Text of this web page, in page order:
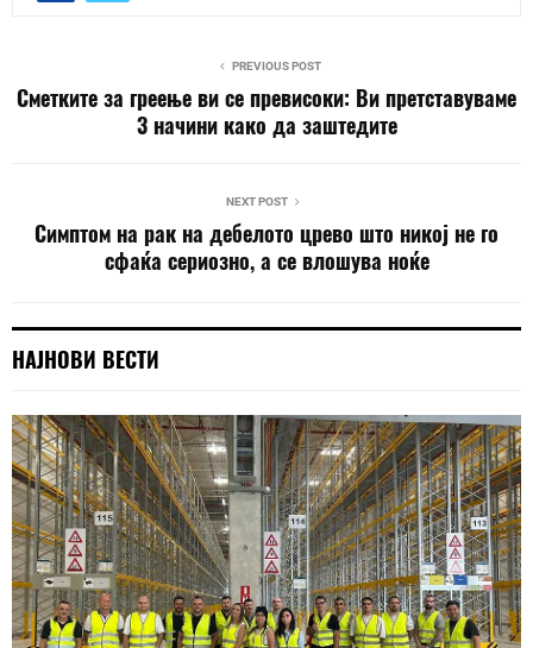
PREVIOUS POST
Сметките за греење ви се превисоки: Ви претставуваме
3 начини како да заштедите
NEXT POST
Симптом на рак на дебелото црево што никој не го
сфаќа сериозно, a се влошува ноќе
НАЈНОВИ ВЕСТИ